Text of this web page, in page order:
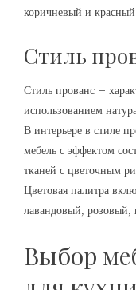
коричневый и
Стиль
Стиль прованс –
использованием
В интерьере в стиле
мебель с эффектом
тканей с цветочным
Цветовая палитра
лавандовый, розовый,
Выбор